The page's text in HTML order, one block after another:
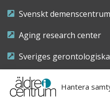
Hantera
Svenskt demenscentrum
Aging research center
Sveriges
Riksföreningen för
demensvård